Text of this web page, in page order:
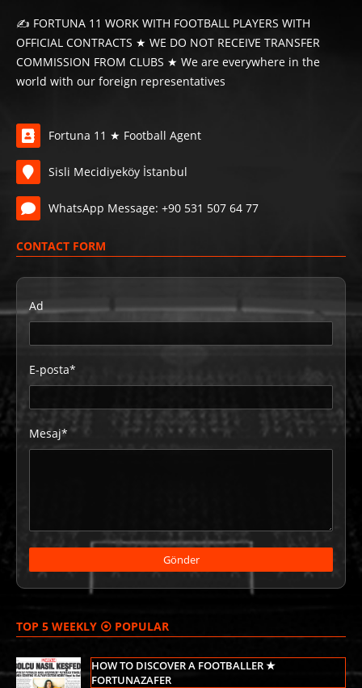
✍️ FORTUNA 11 WORK WITH FOOTBALL PLAYERS WITH
OFFICIAL CONTRACTS ★ WE DO NOT RECEIVE TRANSFER
COMMISSION FROM CLUBS ★ We are everywhere in the
world with our foreign representatives
Fortuna 11 ★ Football Agent
Sisli Mecidiyeköy İstanbul
WhatsApp Message: +90 531 507 64 77
CONTACT FORM
Ad
E-posta*
Mesaj*
TOP 5 WEEKLY ⦿ POPULAR
HOW TO DISCOVER A FOOTBALLER ★
FORTUNAZAFER